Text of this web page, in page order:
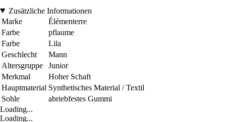
Zusätzliche Informationen
Marke
Élémenterre
Farbe
pflaume
Farbe
Lila
Geschlecht
Mann
Altersgruppe
Junior
Merkmal
Hoher Schaft
Hauptmaterial Synthetisches Material / Textil
Sohle
abriebfestes Gummi
Loading...
Loading...